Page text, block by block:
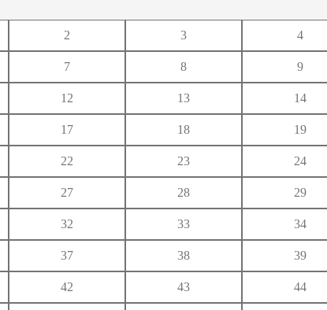
し す せ
ち つ て
に ぬ ね
ひ ふ へ
み む め
ゆ
り る れ
わ
2 3 4
7 8 9
12 13 14
17 18 19
22 23 24
27 28 29
32 33 34
37 38 39
42 43 44